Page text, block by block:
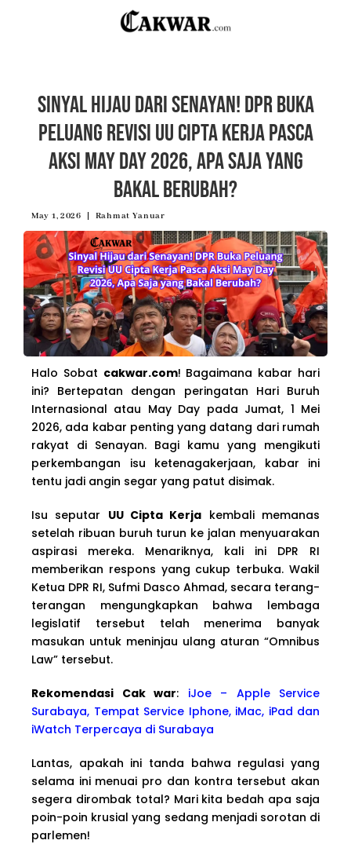
Sinyal Hijau dari Senayan! DPR Buka
Peluang Revisi UU Cipta Kerja Pasca
Aksi May Day 2026, Apa Saja yang
Bakal Berubah?
May 1, 2026 Rahmat Yanuar
Halo Sobat cakwar.com! Bagaimana kabar hari
ini? Bertepatan dengan peringatan Hari Buruh
Internasional atau May Day pada Jumat, 1 Mei
2026, ada kabar penting yang datang dari rumah
rakyat di Senayan. Bagi kamu yang mengikuti
perkembangan isu ketenagakerjaan, kabar ini
tentu jadi angin segar yang patut disimak.
Isu seputar UU Cipta Kerja kembali memanas
setelah ribuan buruh turun ke jalan menyuarakan
aspirasi mereka. Menariknya, kali ini DPR RI
memberikan respons yang cukup terbuka. Wakil
Ketua DPR RI, Sufmi Dasco Ahmad, secara terang-
terangan mengungkapkan bahwa lembaga
legislatif tersebut telah menerima banyak
masukan untuk meninjau ulang aturan “Omnibus
Law” tersebut.
Rekomendasi Cak war: iJoe – Apple Service
Surabaya, Tempat Service Iphone, iMac, iPad dan
iWatch Terpercaya di Surabaya
Lantas, apakah ini tanda bahwa regulasi yang
selama ini menuai pro dan kontra tersebut akan
segera dirombak total? Mari kita bedah apa saja
poin-poin krusial yang sedang menjadi sorotan di
parlemen!